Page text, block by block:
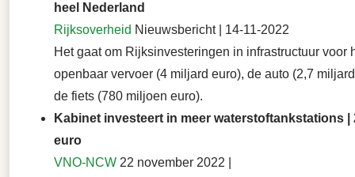
heel Nederland
Rijksoverheid Nieuwsbericht | 14-11-2022
Het gaat om Rijksinvesteringen in infrastructuur voor
openbaar vervoer (4 miljard euro), de auto (2,7
de fiets (780 miljoen euro).
Kabinet investeert in meer waterstoftankstations |
euro
VNO-NCW 22 november 2022 |